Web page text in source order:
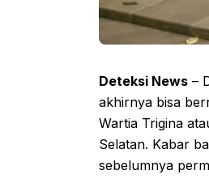
Deteksi News –
akhirnya bisa
Wartia Trigina
Selatan. Kabar
sebelumnya